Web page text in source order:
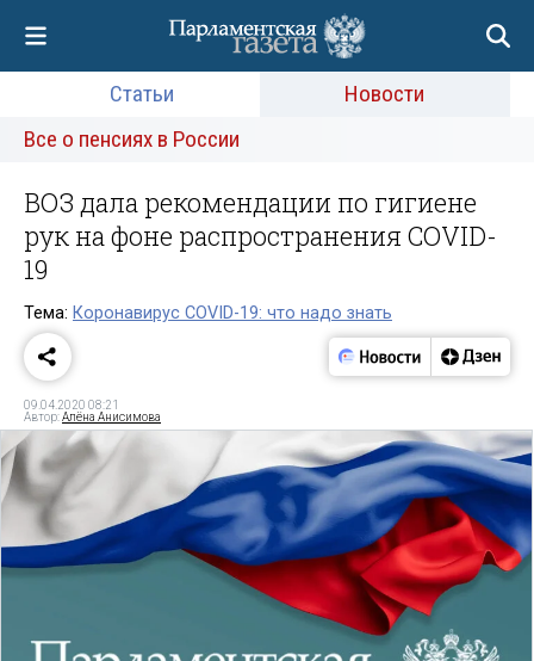
Статьи
Новости
Все о пенсиях в России
ВОЗ дала рекомендации по гигиене
рук на фоне распространения COVID-
19
Тема: Коронавирус COVID-19: что надо знать
09.04.2020 08:21
Автор:Алёна Анисимова